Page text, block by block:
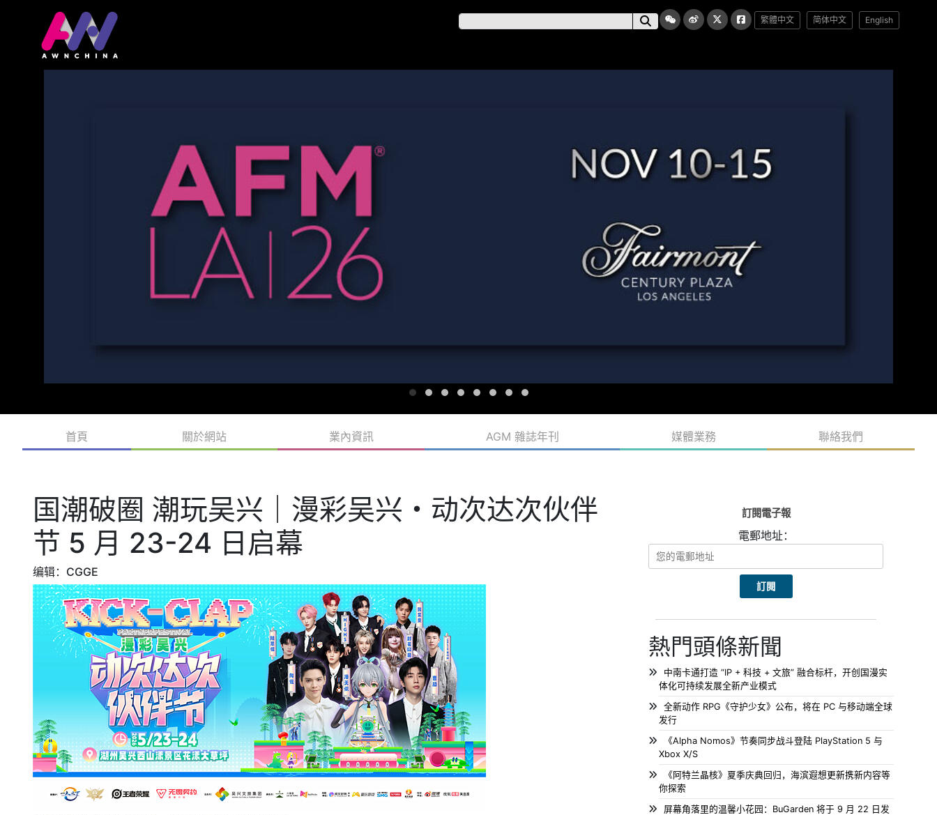
繁體中文 简体中文 English
首頁 關於網站 業內資訊 AGM 雜誌年刊 媒體業務 聯絡我們
国潮破圈 潮玩吴兴｜漫彩吴兴・动次达次伙伴
节 5 月 23-24 日启幕
编辑：CGGE
訂閱電子報
電郵地址：
熱門頭條新聞
中南卡通打造 “IP + 科技 + 文旅” 融合标杆，开创国漫实
体化可持续发展全新产业模式
全新动作 RPG《守护少女》公布，将在 PC 与移动端全球
发行
《Alpha Nomos》节奏同步战斗登陆 PlayStation 5 与
Xbox X/S
《阿特兰晶核》夏季庆典回归，海滨遐想更新携新内容等
你探索
屏幕角落里的温馨小花园：BuGarden 将于 9 月 22 日发